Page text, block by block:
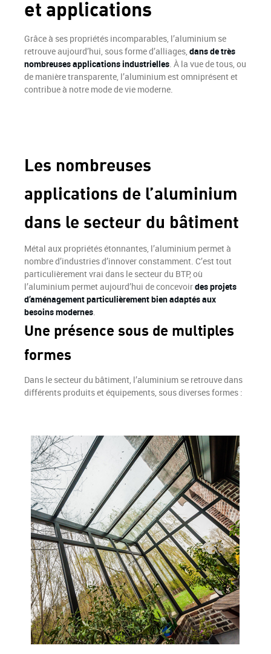
Production
NOTRE FORCE
ACTUALITÉS
RECRUTEMENT
CONTACT
et applications
Grâce à ses propriétés incomparables, l’aluminium se
retrouve aujourd’hui, sous forme d’alliages, dans de très
nombreuses applications industrielles. À la vue de tous, ou
de manière transparente, l’aluminium est omniprésent et
contribue à notre mode de vie moderne.
Les nombreuses
applications de l’aluminium
dans le secteur du bâtiment
Métal aux propriétés étonnantes, l’aluminium permet à
nombre d’industries d’innover constamment. C’est tout
particulièrement vrai dans le secteur du BTP, où
l’aluminium permet aujourd’hui de concevoirdes projets
d’aménagement particulièrement bien adaptés aux
besoins modernes.
Une présence sous de multiples
formes
Dans le secteur du bâtiment, l’aluminium se retrouve dans
différents produits et équipements, sous diverses formes :